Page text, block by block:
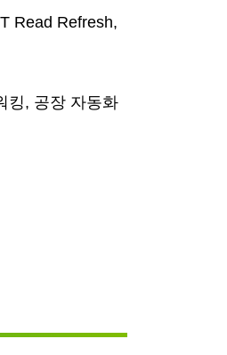
Read Refresh,
킹, 공장 자동화